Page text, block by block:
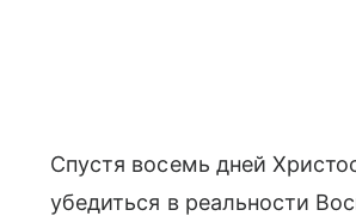
Спустя восемь дней
убедиться в реальности